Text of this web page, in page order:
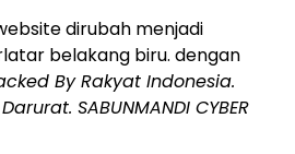
dirubah menjadi
belakang biru. dengan
By Rakyat Indonesia.
SABUNMANDI CYBER